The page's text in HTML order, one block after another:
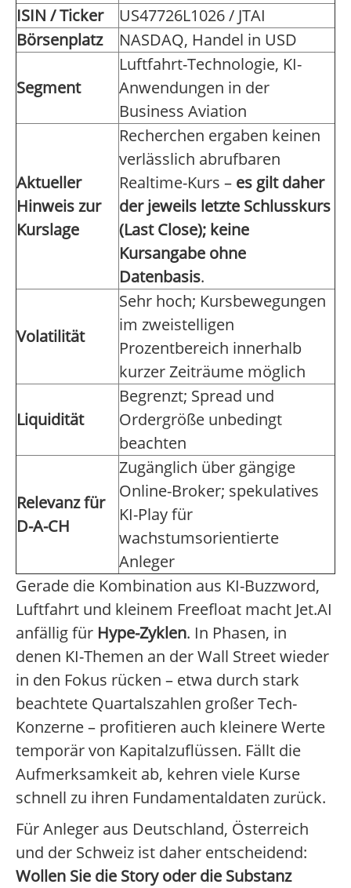
ISIN / Ticker
US47726L1026 / JTAI
Börsenplatz
NASDAQ, Handel in USD
Segment
Luftfahrt-Technologie, KI-
Anwendungen in der
Business Aviation
Aktueller
Hinweis zur
Kurslage
Recherchen ergaben keinen
verlässlich abrufbaren
Realtime-Kurs – es gilt daher
der jeweils letzte Schlusskurs
(Last Close); keine
Kursangabe ohne
Datenbasis.
Volatilität
Sehr hoch; Kursbewegungen
im zweistelligen
Prozentbereich innerhalb
kurzer Zeiträume möglich
Liquidität
Begrenzt; Spread und
Ordergröße unbedingt
beachten
Relevanz für
D-A-CH
Zugänglich über gängige
Online-Broker; spekulatives
KI-Play für
wachstumsorientierte
Anleger
Gerade die Kombination aus KI-Buzzword,
Luftfahrt und kleinem Freefloat macht Jet.AI
anfällig für Hype-Zyklen. In Phasen, in
denen KI-Themen an der Wall Street wieder
in den Fokus rücken – etwa durch stark
beachtete Quartalszahlen großer Tech-
Konzerne – profitieren auch kleinere Werte
temporär von Kapitalzuflüssen. Fällt die
Aufmerksamkeit ab, kehren viele Kurse
schnell zu ihren Fundamentaldaten zurück.
Für Anleger aus Deutschland, Österreich
und der Schweiz ist daher entscheidend:
Wollen Sie die Story oder die Substanz